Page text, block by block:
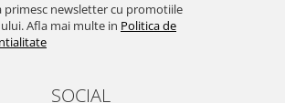
primesc newsletter cu promotiile
Afla mai multe in Politica de
SOCIAL